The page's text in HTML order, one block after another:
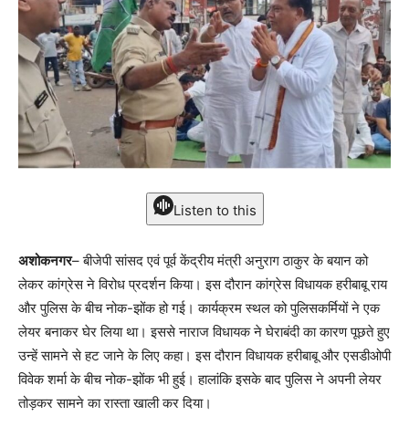
Listen to this
अशोकनगर– बीजेपी सांसद एवं पूर्व केंद्रीय मंत्री अनुराग ठाकुर के बयान को
लेकर कांग्रेस ने विरोध प्रदर्शन किया। इस दौरान कांग्रेस विधायक हरीबाबू राय
और पुलिस के बीच नोक-झोंक हो गई। कार्यक्रम स्थल को पुलिसकर्मियों ने एक
लेयर बनाकर घेर लिया था। इससे नाराज विधायक ने घेराबंदी का कारण पूछते हुए
उन्हें सामने से हट जाने के लिए कहा। इस दौरान विधायक हरीबाबू और एसडीओपी
विवेक शर्मा के बीच नोक-झोंक भी हुई। हालांकि इसके बाद पुलिस ने अपनी लेयर
तोड़कर सामने का रास्ता खाली कर दिया।